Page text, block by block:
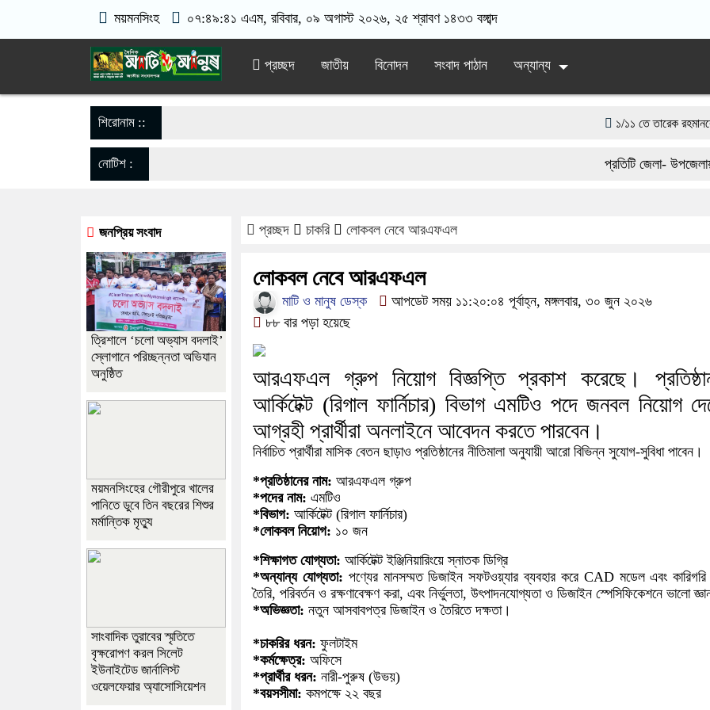
ময়মনসিংহ ০৭:৪৯:৪১ এএম, রবিবার, ০৯ অগাস্ট ২০২৬, ২৫ শ্রাবণ ১৪৩৩ বঙ্গাব্দ
প্রচ্ছদ জাতীয় বিনোদন সংবাদ পাঠান অন্যান্য
শিরোনাম :: ১/১১ তে তারেক রহমানকে
সরকারের কাজে কোনো গাফিলতি
একটি চিঠিই বদলে দিল ৫ম শ্রেণির
দিনাজপুর পলিটেকনিক
নোটিশ : প্রতিটি জেলা- উপজেলায়
প্রচ্ছদ চাকরি লোকবল নেবে আরএফএল
লোকবল নেবে আরএফএল
মাটি ও মানুষ ডেস্ক
আপডেট সময় ১১:২০:০৪ পূর্বাহ্ন, মঙ্গলবার, ৩০ জুন ২০২৬
৮৮ বার পড়া হয়েছে
আরএফএল গ্রুপ নিয়োগ বিজ্ঞপ্তি প্রকাশ করেছে।
আর্কিটেক্ট (রিগাল ফার্নিচার) বিভাগ এমটিও পদে জনবল নিয়োগ
আগ্রহী প্রার্থীরা অনলাইনে আবেদন করতে পারবেন।
নির্বাচিত প্রার্থীরা মাসিক বেতন ছাড়াও প্রতিষ্ঠানের নীতিমালা অনুযায়ী আরো বিভিন্ন সুযোগ-সুবিধা পাবেন।
*প্রতিষ্ঠানের নাম: আরএফএল গ্রুপ
*পদের নাম: এমটিও
*বিভাগ: আর্কিটেক্ট (রিগাল ফার্নিচার)
*লোকবল নিয়োগ: ১০ জন
*শিক্ষাগত যোগ্যতা: আর্কিটেক্ট ইঞ্জিনিয়ারিংয়ে স্নাতক ডিগ্রি
*অন্যান্য যোগ্যতা: পণ্যের মানসম্মত ডিজাইন সফটওয়্যার ব্যবহার করে CAD মডেল এবং কারিগরি
তৈরি, পরিবর্তন ও রক্ষণাবেক্ষণ করা, এবং নির্ভুলতা, উৎপাদনযোগ্যতা ও ডিজাইন স্পেসিফিকেশনে ভালো
*অভিজ্ঞতা: নতুন আসবাবপত্র ডিজাইন ও তৈরিতে দক্ষতা।
*চাকরির ধরন: ফুলটাইম
*কর্মক্ষেত্র: অফিসে
*প্রার্থীর ধরন: নারী-পুরুষ (উভয়)
*বয়সসীমা: কমপক্ষে ২২ বছর
জনপ্রিয় সংবাদ
‎ত্রিশালে ‘চলো অভ্যাস বদলাই’
স্লোগানে পরিচ্ছন্নতা অভিযান
অনুষ্ঠিত
ময়মনসিংহের গৌরীপুরে খালের
পানিতে ডুবে তিন বছরের শিশুর
মর্মান্তিক মৃত্যু
সাংবাদিক তুরাবের স্মৃতিতে
বৃক্ষরোপণ করল সিলেট
ইউনাইটেড জার্নালিস্ট
ওয়েলফেয়ার অ্যাসোসিয়েশন